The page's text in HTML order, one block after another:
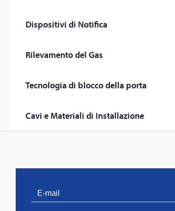
Dispositivi di Notifica
Rilevamento del Gas
Tecnologia di blocco della porta
Cavi e Materiali di Installazione